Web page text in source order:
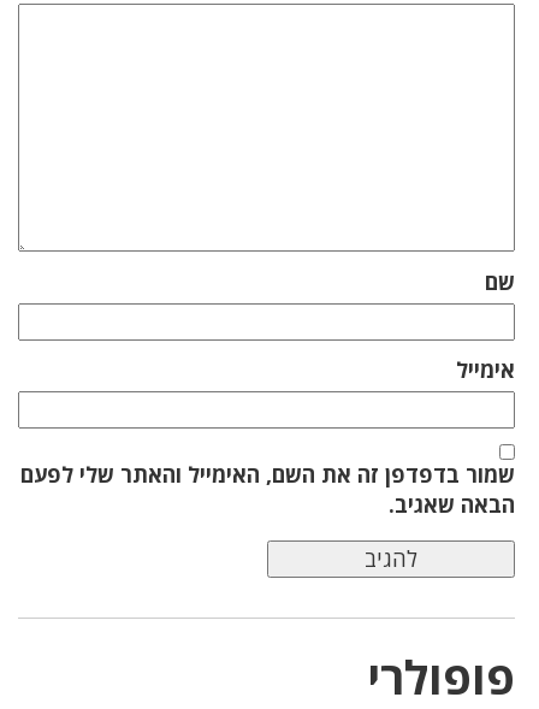
שם
אימייל
שמור בדפדפן זה את השם, האימייל והאתר שלי לפעם
הבאה שאגיב.
פופולרי